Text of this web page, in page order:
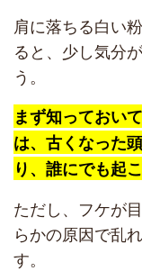
肩に落ちる白い
ると、少し気分
う。
まず知っておい
は、古くなった
り、誰にでも起
ただし、フケが
らかの原因で乱
す。